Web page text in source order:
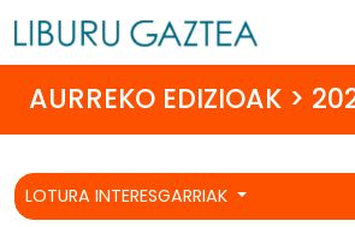
AURREKO EDIZIOAK >
LOTURA INTERESGARRIAK